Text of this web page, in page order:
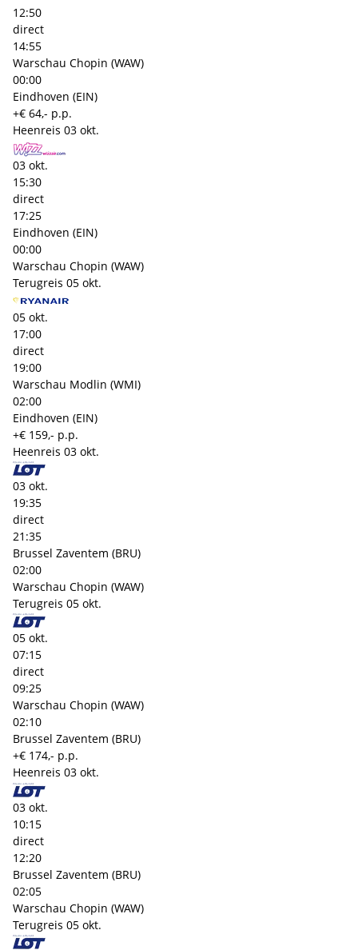
12:50
direct
14:55
Warschau Chopin (WAW)
00:00
Eindhoven (EIN)
+€ 64,- p.p.
Heenreis 03 okt.
03 okt.
15:30
direct
17:25
Eindhoven (EIN)
00:00
Warschau Chopin (WAW)
Terugreis 05 okt.
05 okt.
17:00
direct
19:00
Warschau Modlin (WMI)
02:00
Eindhoven (EIN)
+€ 159,- p.p.
Heenreis 03 okt.
03 okt.
19:35
direct
21:35
Brussel Zaventem (BRU)
02:00
Warschau Chopin (WAW)
Terugreis 05 okt.
05 okt.
07:15
direct
09:25
Warschau Chopin (WAW)
02:10
Brussel Zaventem (BRU)
+€ 174,- p.p.
Heenreis 03 okt.
03 okt.
10:15
direct
12:20
Brussel Zaventem (BRU)
02:05
Warschau Chopin (WAW)
Terugreis 05 okt.